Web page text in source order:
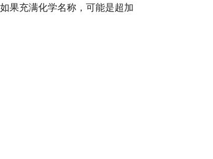
果充满化学名称，可能是超加